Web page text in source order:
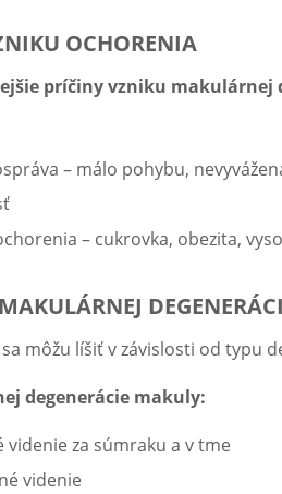
OCHORENIA
príčiny vzniku makulárnej
– málo pohybu,
– cukrovka, obezita,
môžu líšiť v závislosti od typu
degenerácie makuly:
videnie za súmraku a v tme
videnie